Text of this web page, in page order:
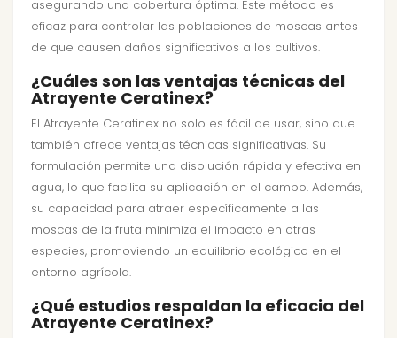
asegurando una cobertura óptima. Este método es
eficaz para controlar las poblaciones de moscas antes
de que causen daños significativos a los cultivos.
¿Cuáles son las ventajas técnicas del
Atrayente Ceratinex?
El Atrayente Ceratinex no solo es fácil de usar, sino que
también ofrece ventajas técnicas significativas. Su
formulación permite una disolución rápida y efectiva en
agua, lo que facilita su aplicación en el campo. Además,
su capacidad para atraer específicamente a las
moscas de la fruta minimiza el impacto en otras
especies, promoviendo un equilibrio ecológico en el
entorno agrícola.
¿Qué estudios respaldan la eficacia del
Atrayente Ceratinex?